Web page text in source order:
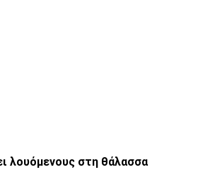
λουόμενους στη θάλασσα